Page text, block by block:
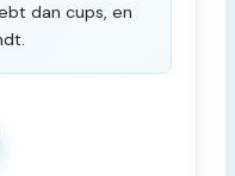
dan cups, en